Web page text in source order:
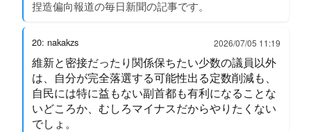
捏造偏向報道の毎日新聞の記事です。
20: nakakzs 2026/07/05 11:19
維新と密接だったり関係保ちたい少数の議員以外
は、自分が完全落選する可能性出る定数削減も、
自民には特に益もない副首都も有利になることな
いどころか、むしろマイナスだからやりたくない
でしょ。